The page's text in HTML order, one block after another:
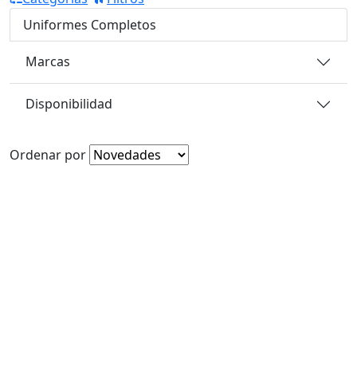
Uniformes Completos
Marcas
Disponibilidad
Ordenar por